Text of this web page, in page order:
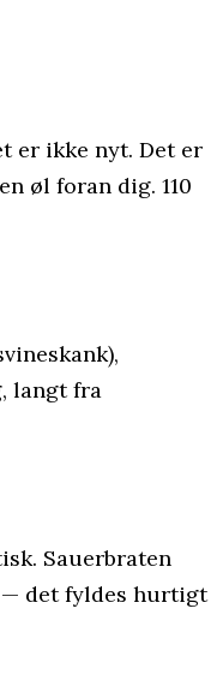
er ikke nyt. Det er
øl foran dig. 110
langt fra
Sauerbraten
— det fyldes hurtigt